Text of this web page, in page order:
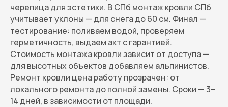
черепица для эстетики. В СПб монтаж кровли СПб
учитывает уклоны — для снега до 60 см. Финал —
тестирование: поливаем водой, проверяем
герметичность, выдаем акт с гарантией.
Стоимость монтажа кровли зависит от доступа —
для высотных объектов добавляем альпинистов.
Ремонт кровли цена работу прозрачен: от
локального ремонта до полной замены. Сроки — 3–
14 дней, в зависимости от площади.